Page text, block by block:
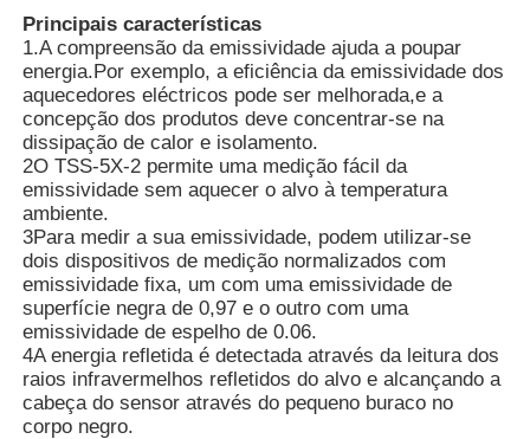
Fábrica
Controle de Qualidade
Fale Conosco
notícias
Mostrar Casos
Pedir um orçamento
Principais características
1.A compreensão da emissividade ajuda a poupar
energia.Por exemplo, a eficiência da emissividade dos
aquecedores eléctricos pode ser melhorada,e a
concepção dos produtos deve concentrar-se na
dissipação de calor e isolamento.
2O TSS-5X-2 permite uma medição fácil da
emissividade sem aquecer o alvo à temperatura
ambiente.
3Para medir a sua emissividade, podem utilizar-se
dois dispositivos de medição normalizados com
emissividade fixa, um com uma emissividade de
superfície negra de 0,97 e o outro com uma
emissividade de espelho de 0.06.
4A energia refletida é detectada através da leitura dos
raios infravermelhos refletidos do alvo e alcançando a
cabeça do sensor através do pequeno buraco no
corpo negro.